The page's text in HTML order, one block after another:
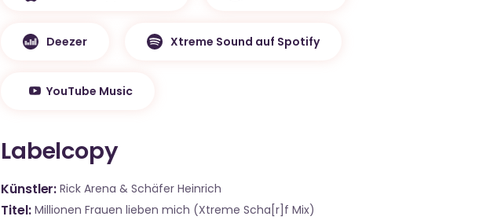
Deezer Xtreme Sound auf Spotify
YouTube Music
Labelcopy
Künstler Rick Arena & Schäfer Heinrich
Titel Millionen Frauen lieben mich (Xtreme Scha[r]f Mix)